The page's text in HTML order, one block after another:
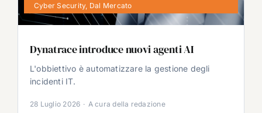
Cyber Security, Dal Mercato
Dynatrace introduce nuovi agenti AI
L'obbiettivo è automatizzare la gestione degli
incidenti IT.
28 Luglio 2026 · A cura della redazione